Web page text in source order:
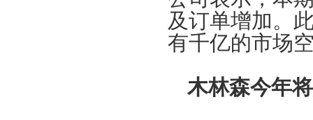
及订单增加。
有千亿的市场
木林森今年